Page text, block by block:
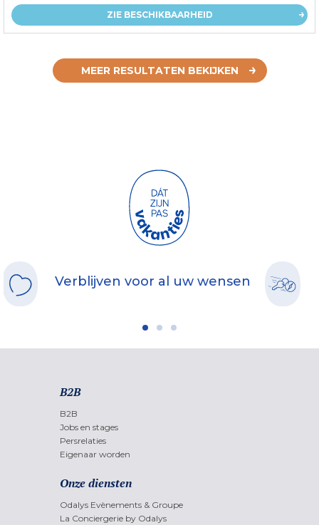
ZIE BESCHIKBAARHEID
MEER RESULTATEN BEKIJKEN
Verblijven voor al uw wensen
B2B
B2B
Jobs en stages
Persrelaties
Eigenaar worden
Onze diensten
Odalys Evènements & Groupe
La Conciergerie by Odalys